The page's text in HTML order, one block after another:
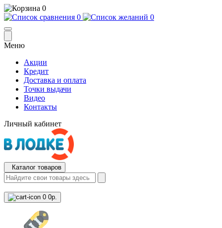
0
0
0
Меню
Акции
Кредит
Доставка и оплата
Точки выдачи
Видео
Контакты
Личный кабинет
Каталог товаров
0 0р.